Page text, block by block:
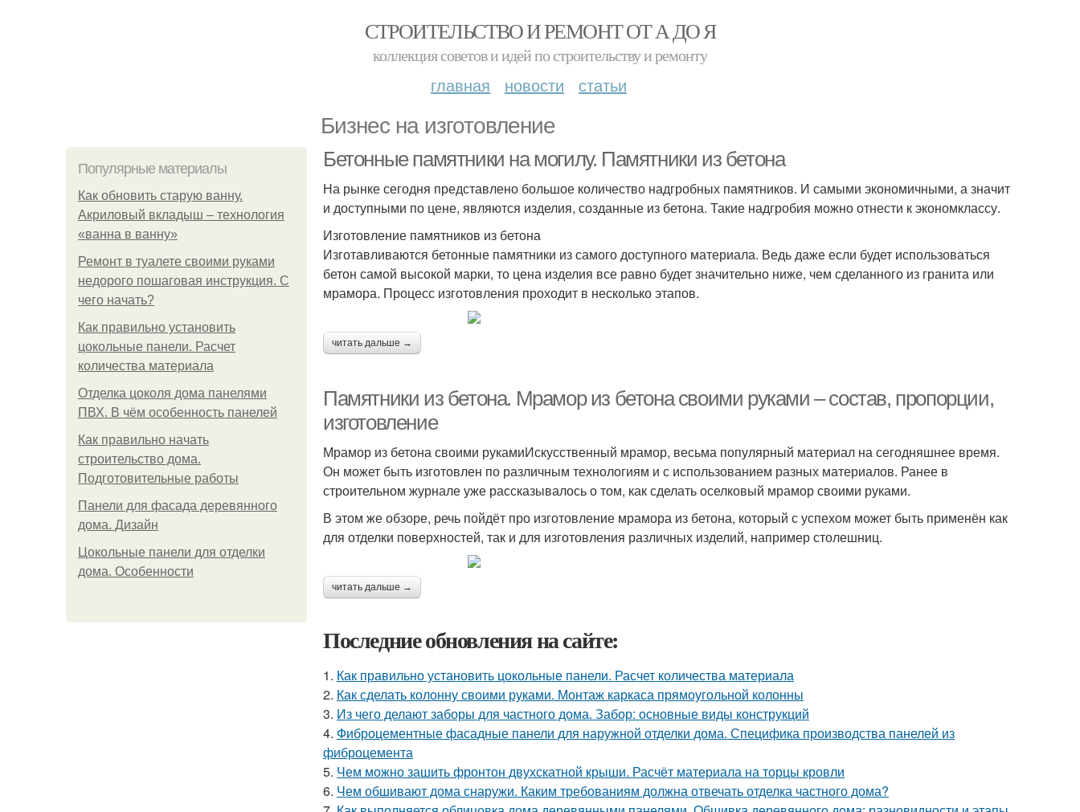
СТРОИТЕЛЬСТВО И РЕМОНТ ОТ А ДО Я
коллекция советов и идей по строительству и ремонту
главная новости статьи
Бизнес на изготовление
Популярные материалы
Как обновить старую ванну.
Акриловый вкладыш – технология
«ванна в ванну»
Ремонт в туалете своими руками
недорого пошаговая инструкция. С
чего начать?
Как правильно установить
цокольные панели. Расчет
количества материала
Отделка цоколя дома панелями
ПВХ. В чём особенность панелей
Как правильно начать
строительство дома.
Подготовительные работы
Панели для фасада деревянного
дома. Дизайн
Цокольные панели для отделки
дома. Особенности
Бетонные памятники на могилу. Памятники из бетона
На рынке сегодня представлено большое количество надгробных памятников. И самыми экономичными, а значит
и доступными по цене, являются изделия, созданные из бетона. Такие надгробия можно отнести к экономклассу.
Изготовление памятников из бетона
Изготавливаются бетонные памятники из самого доступного материала. Ведь даже если будет использоваться
бетон самой высокой марки, то цена изделия все равно будет значительно ниже, чем сделанного из гранита или
мрамора. Процесс изготовления проходит в несколько этапов.
читать дальше →
Памятники из бетона. Мрамор из бетона своими руками – состав, пропорции,
изготовление
Мрамор из бетона своими рукамиИскусственный мрамор, весьма популярный материал на сегодняшнее время.
Он может быть изготовлен по различным технологиям и с использованием разных материалов. Ранее в
строительном журнале уже рассказывалось о том, как сделать оселковый мрамор своими руками.
В этом же обзоре, речь пойдёт про изготовление мрамора из бетона, который с успехом может быть применён как
для отделки поверхностей, так и для изготовления различных изделий, например столешниц.
читать дальше →
Последние обновления на сайте:
1. Как правильно установить цокольные панели. Расчет количества материала
2. Как сделать колонну своими руками. Монтаж каркаса прямоугольной колонны
3. Из чего делают заборы для частного дома. Забор: основные виды конструкций
4. Фиброцементные фасадные панели для наружной отделки дома. Специфика производства панелей из
фиброцемента
5. Чем можно зашить фронтон двухскатной крыши. Расчёт материала на торцы кровли
6. Чем обшивают дома снаружи. Каким требованиям должна отвечать отделка частного дома?